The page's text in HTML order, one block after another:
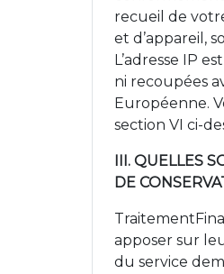
recueil de
et d’appareil,
L’adresse IP
ni recoupées
Européenne.
section VI ci-
III. QUELLES
DE
apposer sur
du service